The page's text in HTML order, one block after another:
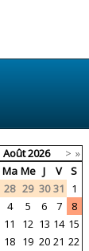
Août2026 > »
Ma Me J V
S
28 29 30 31
1
4 5 6 7
8
11 12 13 14 15
18 19 20 21 22